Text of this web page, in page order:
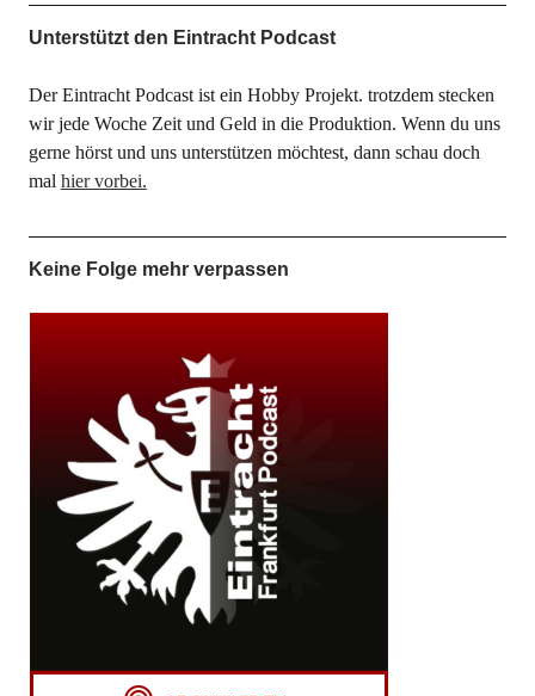
Unterstützt den Eintracht Podcast
Der Eintracht Podcast ist ein Hobby Projekt. trotzdem stecken
wir jede Woche Zeit und Geld in die Produktion. Wenn du uns
gerne hörst und uns unterstützen möchtest, dann schau doch
mal hier vorbei.
Keine Folge mehr verpassen